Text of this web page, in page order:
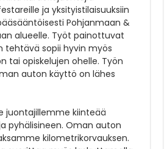
ja yksityistilaisuuksiin
Pohjanmaan &
alueelle. Työt painottuvat
tehtävä sopii hyvin myös
tai opiskelujen ohelle. Työn
auton käyttö on lähes
juontajillemme kiinteää
pyhälisineen. Oman auton
kilometrikorvauksen.